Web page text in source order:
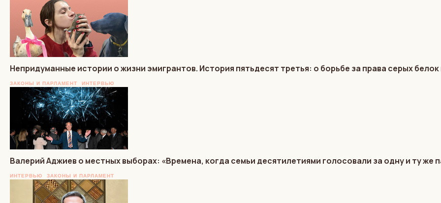
Непридуманные истории о жизни эмигрантов. История пятьдесят третья: о борьбе за права серых
ЗАКОНЫ И ПАРЛАМЕНТ ИНТЕРВЬЮ
Валерий Аджиев о местных выборах: «Времена, когда семьи десятилетиями голосовали за одну и ту же
ИНТЕРВЬЮ ЗАКОНЫ И ПАРЛАМЕНТ